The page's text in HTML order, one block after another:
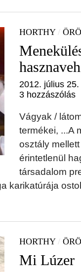
HORTHY/
2012. július 25.
3 hozzászólás
Vágyak /
termékei, ...A
osztály
érintetlenül
társadalom
karikatúrája
HORTHY/
Mi Lúzer